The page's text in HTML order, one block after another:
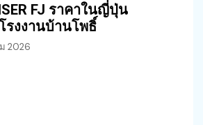
FJ ราคาในญี่ปุ่น
รงงานบ้านโพธิ์
2026